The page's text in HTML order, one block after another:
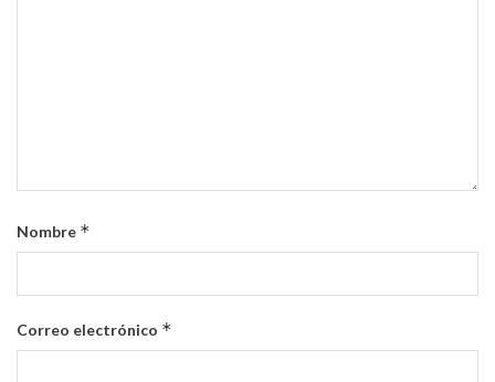
Nombre *
Correo electrónico *